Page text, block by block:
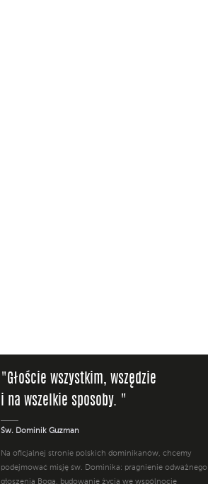
"Głoście wszystkim, wszędzie
i na wszelkie sposoby. "
Św. Dominik Guzman
Na oficjalnej stronie polskich dominikanów, chcemy
podejmować misję św. Dominika: pragnienie odważnego
głoszenia Boga, budowanie życia we wspólnocie